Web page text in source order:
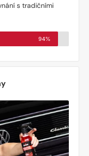
s tradičními
94%